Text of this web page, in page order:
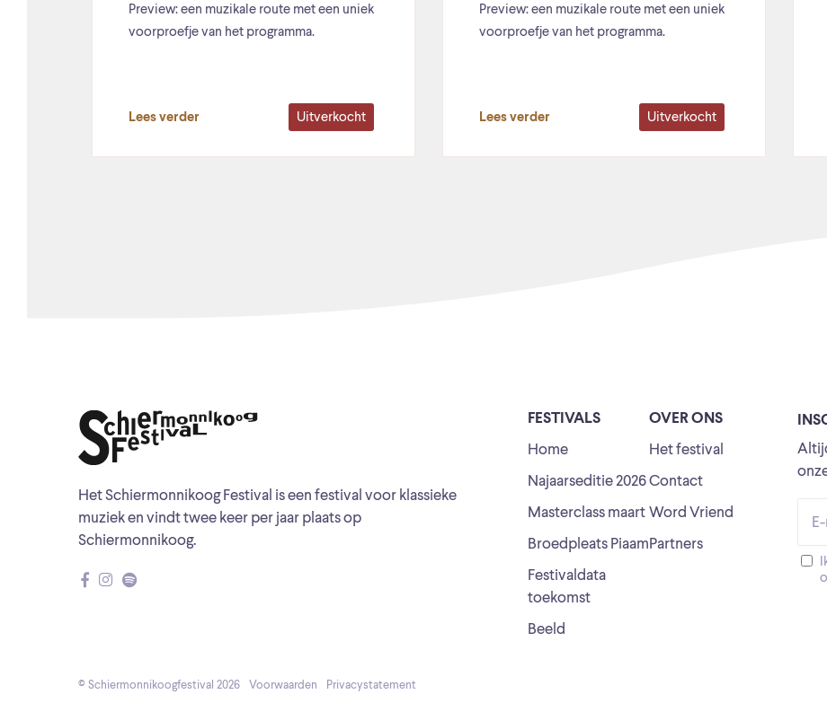
Preview: een muzikale route met een uniek
voorproefje van het programma.
Lees verder Uitverkocht
Preview: een muzikale route met een uniek
voorproefje van het programma.
Lees verder Uitverkocht
Het Schiermonnikoog Festival is een festival voor klassieke
muziek en vindt twee keer per jaar plaats op
Schiermonnikoog.
FESTIVALS
Home
Najaarseditie 2026
Masterclass maart
Broedpleats Piaam
Festivaldata
toekomst
Beeld
OVER ONS
Het festival
Contact
Word Vriend
Partners
© Schiermonnikoogfestival 2026 Voorwaarden Privacystatement